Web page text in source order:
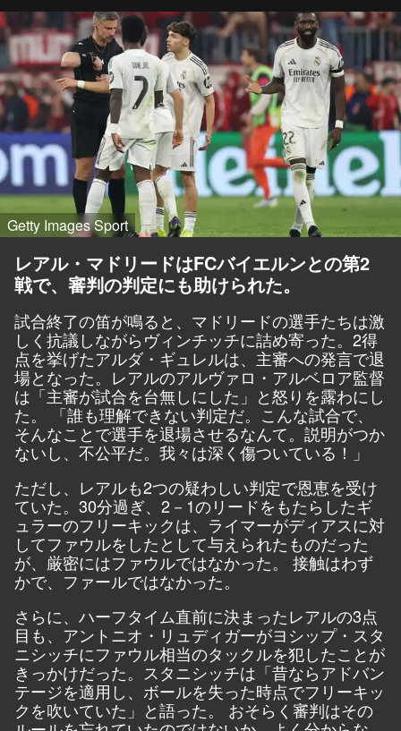
Getty Images Sport
レアル・マドリードはFCバイエルンとの第2
戦で、審判の判定にも助けられた。
試合終了の笛が鳴ると、マドリードの選手たちは激
しく抗議しながらヴィンチッチに詰め寄った。2得
点を挙げたアルダ・ギュレルは、主審への発言で退
場となった。レアルのアルヴァロ・アルベロア監督
は「主審が試合を台無しにした」と怒りを露わにし
た。 「誰も理解できない判定だ。こんな試合で、
そんなことで選手を退場させるなんて。説明がつか
ないし、不公平だ。我々は深く傷ついている！」
ただし、レアルも2つの疑わしい判定で恩恵を受け
ていた。30分過ぎ、2－1のリードをもたらしたギ
ュラーのフリーキックは、ライマーがディアスに対
してファウルをしたとして与えられたものだった
が、厳密にはファウルではなかった。 接触はわず
かで、ファールではなかった。
さらに、ハーフタイム直前に決まったレアルの3点
目も、アントニオ・リュディガーがヨシップ・スタ
ニシッチにファウル相当のタックルを犯したことが
きっかけだった。スタニシッチは「昔ならアドバン
テージを適用し、ボールを失った時点でフリーキッ
クを吹いていた」と語った。 おそらく審判はその